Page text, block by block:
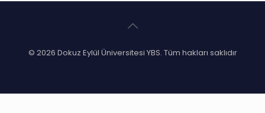
© 2026 Dokuz Eylül Üniversitesi YBS. Tüm hakları saklıdır